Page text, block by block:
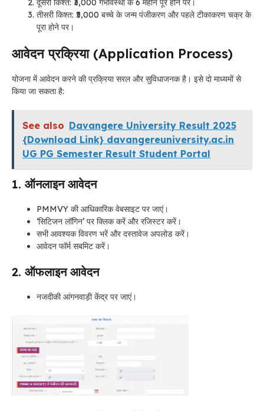
दूसरी किश्त: ₹3,000 गर्भावस्था के 6 महीने पूरे होने पर।
तीसरी किश्त: ₹5,000 बच्चे के जन्म पंजीकरण और पहले टीकाकरण चक्र के
पूरा होने पर।
आवेदन प्रक्रिया (Application Process)
योजना में आवेदन करने की प्रक्रिया सरल और सुविधाजनक है। इसे दो माध्यमों से
किया जा सकता है:
See also Davangere University Result 2025
{Download Link} davangereuniversity.ac.in
UG PG Semester Result Student Portal
1. ऑनलाइन आवेदन
PMMVY की आधिकारिक वेबसाइट पर जाएं।
‘सिटिजन लॉगिन’ पर क्लिक करें और रजिस्टर करें।
सभी आवश्यक विवरण भरें और दस्तावेज अपलोड करें।
आवेदन फॉर्म सबमिट करें।
2. ऑफलाइन आवेदन
नजदीकी आंगनवाड़ी केंद्र पर जाएं।